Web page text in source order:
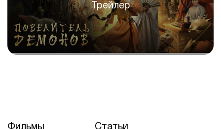
Трейлер
Фильмы Статьи